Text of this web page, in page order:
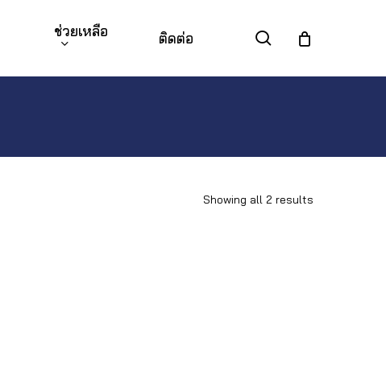
ช่วยเหลือ ติดต่อ search
Showing all 2 results